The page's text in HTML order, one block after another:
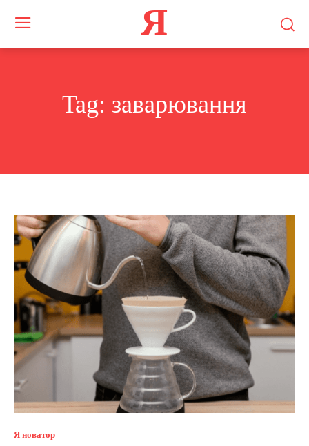
Я
Tag: заварювання
Я новатор